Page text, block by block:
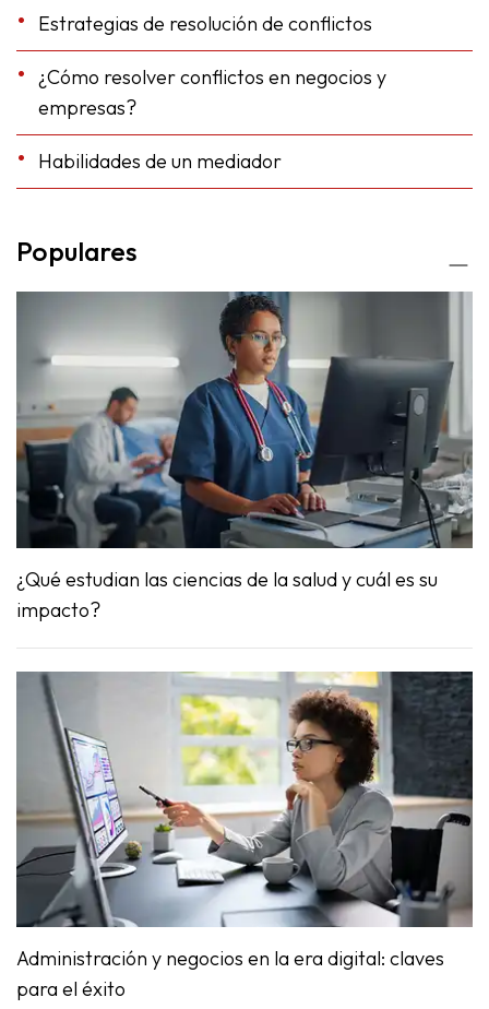
Estrategias de resolución de conflictos
¿Cómo resolver conflictos en negocios y
empresas?
Habilidades de un mediador
Populares
¿Qué estudian las ciencias de la salud y cuál es su
impacto?
Administración y negocios en la era digital: claves
para el éxito